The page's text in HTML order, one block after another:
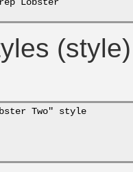
Two" style